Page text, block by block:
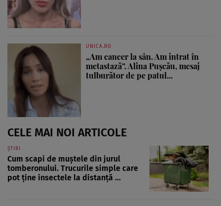
UNICA.RO
„Am cancer la sân. Am intrat în
metastază”. Alina Pușcău, mesaj
tulburător de pe patul...
CELE MAI NOI ARTICOLE
ȘTIRI
Cum scapi de muștele din jurul
tomberonului. Trucurile simple care
pot ține insectele la distanță ...